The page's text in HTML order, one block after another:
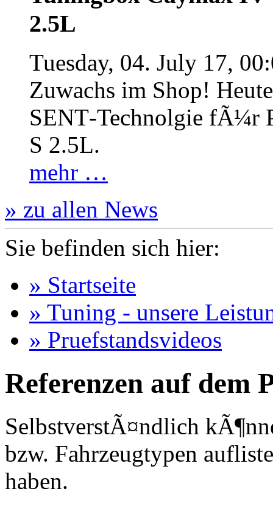
2.5L
Tuesday, 04. July 17,
Zuwachs im Shop!
SENT‐Technolgie fÃ¼r
S 2.5L.
mehr …
» zu allen News
Sie befinden sich hier:
» Startseite
» Tuning - unsere
» Pruefstandsvideos
Referenzen auf dem
SelbstverstÃ¤ndlich
bzw. Fahrzeugtypen
haben.